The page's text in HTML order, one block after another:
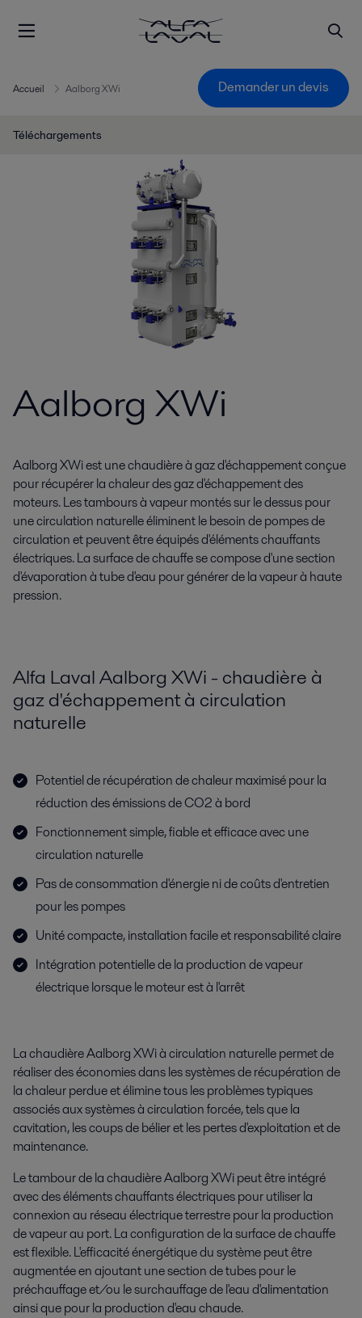
Accueil Aalborg XWi Demander un devis
Téléchargements
Aalborg XWi
Aalborg XWi est une chaudière à gaz d'échappement conçue
pour récupérer la chaleur des gaz d'échappement des
moteurs. Les tambours à vapeur montés sur le dessus pour
une circulation naturelle éliminent le besoin de pompes de
circulation et peuvent être équipés d'éléments chauffants
électriques. La surface de chauffe se compose d'une section
d'évaporation à tube d'eau pour générer de la vapeur à haute
pression.
Alfa Laval Aalborg XWi - chaudière à
gaz d'échappement à circulation
naturelle
Potentiel de récupération de chaleur maximisé pour la
réduction des émissions de CO2 à bord
Fonctionnement simple, fiable et efficace avec une
circulation naturelle
Pas de consommation d'énergie ni de coûts d'entretien
pour les pompes
Unité compacte, installation facile et responsabilité claire
Intégration potentielle de la production de vapeur
électrique lorsque le moteur est à l'arrêt
La chaudière Aalborg XWi à circulation naturelle permet de
réaliser des économies dans les systèmes de récupération de
la chaleur perdue et élimine tous les problèmes typiques
associés aux systèmes à circulation forcée, tels que la
cavitation, les coups de bélier et les pertes d'exploitation et de
maintenance.
Le tambour de la chaudière Aalborg XWi peut être intégré
avec des éléments chauffants électriques pour utiliser la
connexion au réseau électrique terrestre pour la production
de vapeur au port. La configuration de la surface de chauffe
est flexible. L'efficacité énergétique du système peut être
augmentée en ajoutant une section de tubes pour le
préchauffage et/ou le surchauffage de l'eau d'alimentation
ainsi que pour la production d'eau chaude.